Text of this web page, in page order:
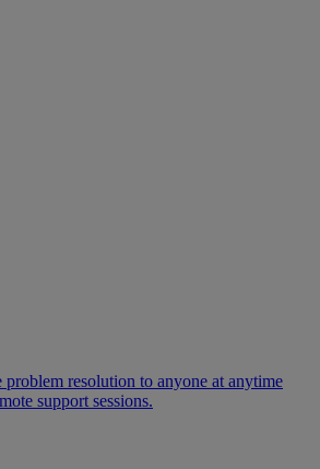
problem resolution to anyone at anytime
support sessions.